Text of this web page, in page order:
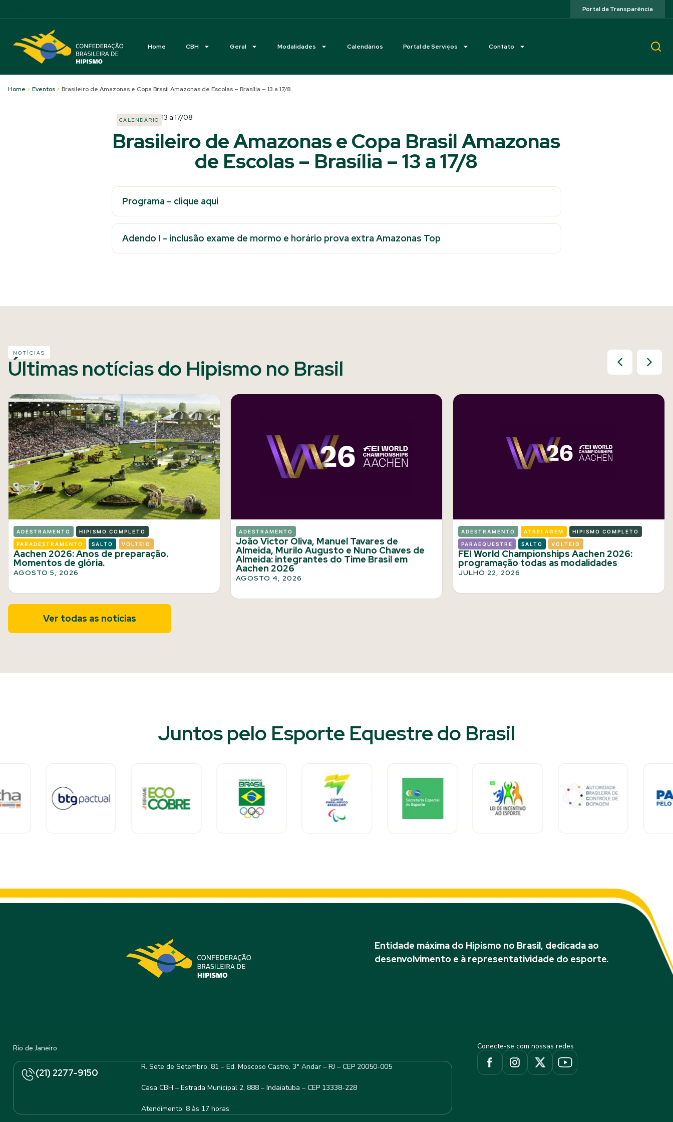
Portal da Transparência
Home CBH Geral Modalidades Calendários Portal de Serviços Contato
Home > Eventos > Brasileiro de Amazonas e Copa Brasil Amazonas de Escolas – Brasília – 13 a 17/8
CALENDÁRIO 13 a 17/08
Brasileiro de Amazonas e Copa Brasil Amazonas
de Escolas – Brasília – 13 a 17/8
Programa – clique aqui
Adendo I – inclusão exame de mormo e horário prova extra Amazonas Top
NOTÍCIAS
Últimas notícias do Hipismo no Brasil
ADESTRAMENTO HIPISMO COMPLETO
PARADESTRAMENTO SALTO VOLTEIO
Aachen 2026: Anos de preparação.
Momentos de glória.
AGOSTO 5, 2026
ADESTRAMENTO
João Victor Oliva, Manuel Tavares de
Almeida, Murilo Augusto e Nuno Chaves de
Almeida: integrantes do Time Brasil em
Aachen 2026
AGOSTO 4, 2026
ADESTRAMENTO ATRELAGEM HIPISMO COMPLETO
PARAEQUESTRE SALTO VOLTEIO
FEI World Championships Aachen 2026:
programação todas as modalidades
JULHO 22, 2026
Ver todas as notícias
Juntos pelo Esporte Equestre do Brasil​
Entidade máxima do Hipismo no Brasil, dedicada ao
desenvolvimento e à representatividade do esporte.
Rio de Janeiro
(21) 2277-9150
R. Sete de Setembro, 81 – Ed. Moscoso Castro, 3° Andar – RJ – CEP 20050-005
Casa CBH – Estrada Municipal 2, 888 – Indaiatuba – CEP 13338-228
Atendimento: 8 às 17 horas
Conecte-se com nossas redes